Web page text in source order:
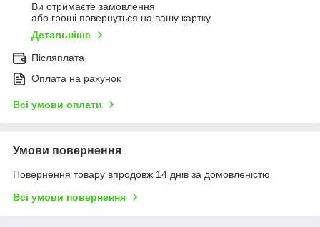
Ви отримаєте замовлення
або гроші повернуться на вашу картку
Детальніше
Післяплата
Оплата на рахунок
Всі умови оплати
Умови повернення
Повернення товару впродовж 14 днів за домовленістю
Всі умови повернення